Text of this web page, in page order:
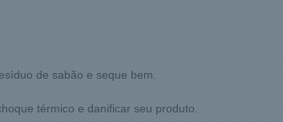
de sabão e seque bem.
térmico e danificar seu produto.